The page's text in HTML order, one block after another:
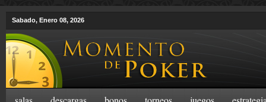
Sabado, Enero 08, 2026